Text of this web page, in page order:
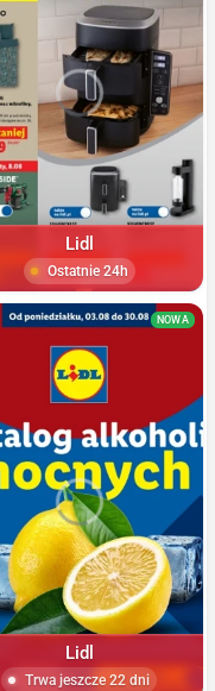
Lidl
Ostatnie 24h
NOWA
Lidl
Trwa jeszcze 22 dni